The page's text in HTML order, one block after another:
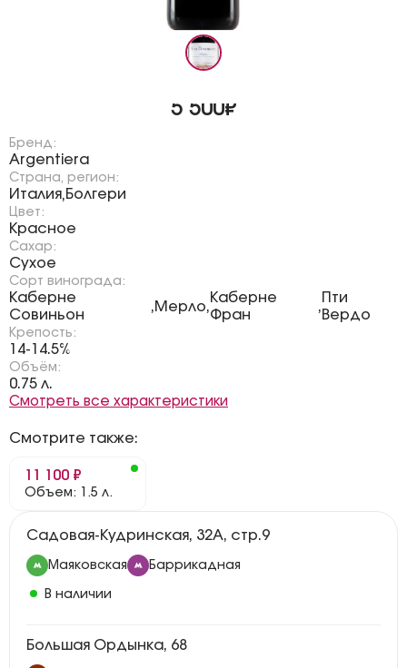
5 500₽
Бренд:
Argentiera
Страна, регион:
Италия,Болгери
Цвет:
Красное
Сахар:
Сухое
Сорт винограда:
Каберне
Совиньон
,Мерло,
Каберне
Фран
,
Пти
Вердо
Крепость:
14-14.5%
Объём:
0.75 л.
Смотреть все характеристики
Смотрите также:
11 100 ₽
Объем: 1.5 л.
Садовая-Кудринская, 32А, стр.9
Маяковская Баррикадная
В наличии
Большая Ордынка, 68